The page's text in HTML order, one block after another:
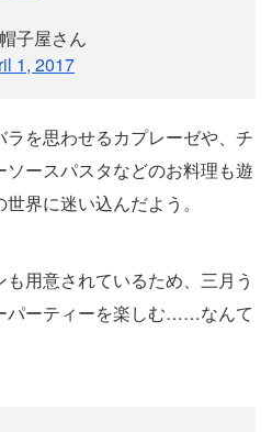
子屋さん
1, 2017
ラを思わせるカプレーゼや、チ
ースパスタなどのお料理も遊
界に迷い込んだよう。
用意されているため、三月う
パーティーを楽しむ……なんて